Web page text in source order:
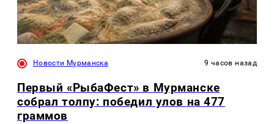
Новости Мурманска 9 часов назад
Первый «РыбаФест» в Мурманске
собрал толпу: победил улов на 477
граммов